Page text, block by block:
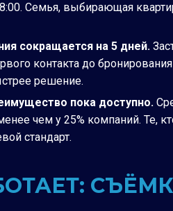
Семья, выбирающая
сокращается на 5 дней.
контакта до
решение.
пока доступно.
чем у 25% компаний. Те,
стандарт.